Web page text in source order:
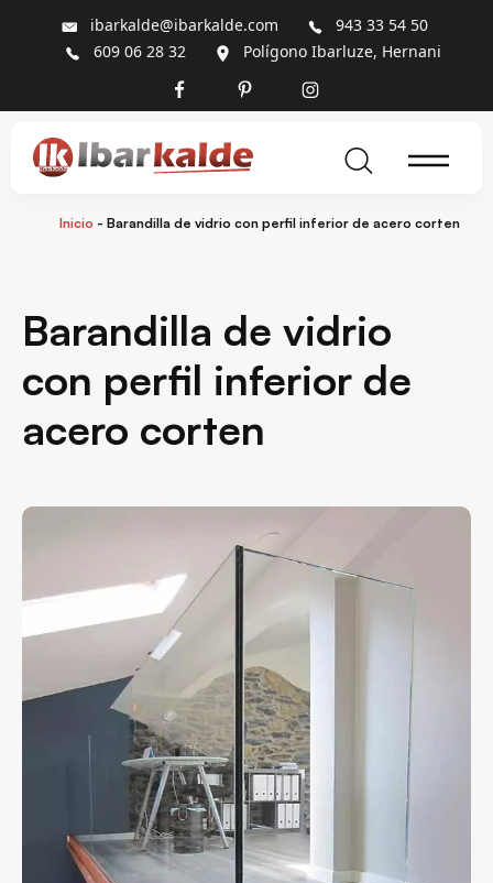
ibarkalde@ibarkalde.com
943 33 54 50
609 06 28 32
Polígono Ibarluze, Hernani
Inicio - Barandilla de vidrio con perfil inferior de acero corten
Barandilla de vidrio
con perfil inferior de
acero corten